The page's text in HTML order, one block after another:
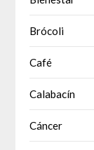
Brócoli
Café
Calabacín
Cáncer